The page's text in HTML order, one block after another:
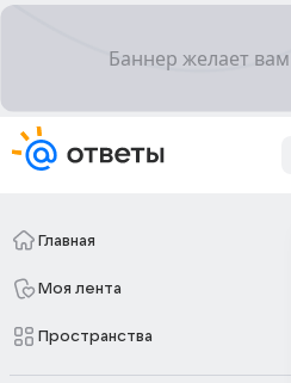
Главная
Моя лента
Пространства